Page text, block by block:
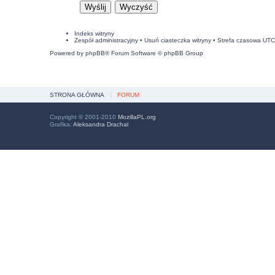
Indeks witryny
Zespół administracyjny• Usuń ciasteczka witryny• Strefa czasowa
Powered by phpBB® Forum Software © phpBB Group
STRONA GŁÓWNA FORUM
Copyright © 2001-2010 MozillaPL.org
Grafika: Aleksandra Drachal